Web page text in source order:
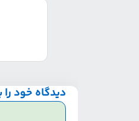
دیدگاه خود را